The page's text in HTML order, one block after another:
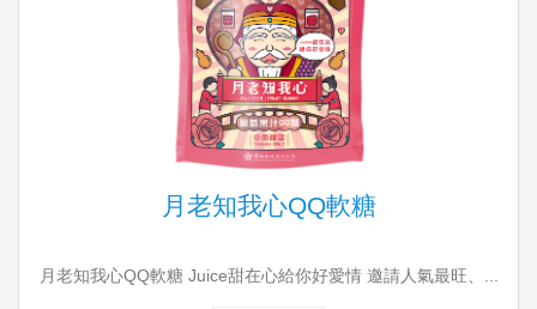
月老知我心QQ軟糖
月老知我心QQ軟糖 Juice甜在心給你好愛情 邀請人氣最旺、...